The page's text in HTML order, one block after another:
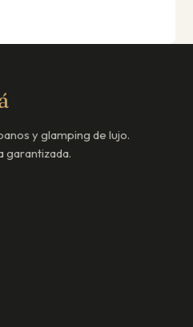
y glamping de lujo.
garantizada.